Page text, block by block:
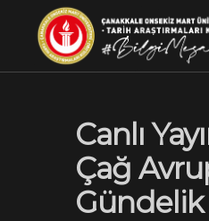
Canlı
Çağ
Gündelik